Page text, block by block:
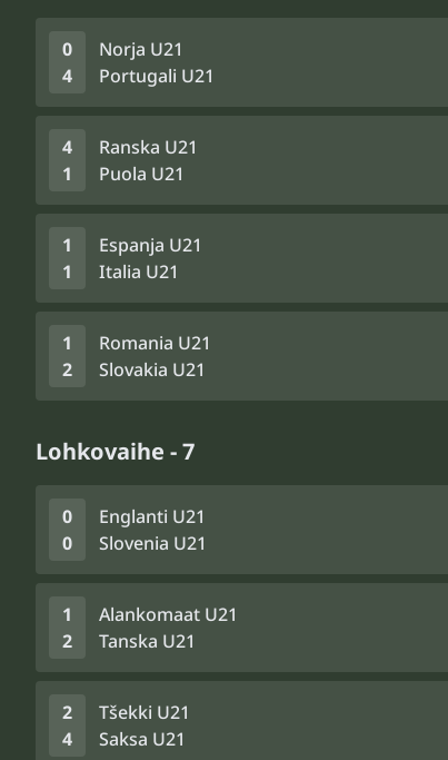
0
4
Norja U21
Portugali U21
4
1
Ranska U21
Puola U21
1
1
Espanja U21
Italia U21
1
2
Romania U21
Slovakia U21
Lohkovaihe - 7
0
0
Englanti U21
Slovenia U21
1
2
Alankomaat U21
Tanska U21
2
4
Tšekki U21
Saksa U21